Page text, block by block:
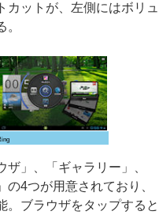
カットが、左側にはボリュ
」、「ギャラリー」、
の4つが用意されており、
。ブラウザをタップすると